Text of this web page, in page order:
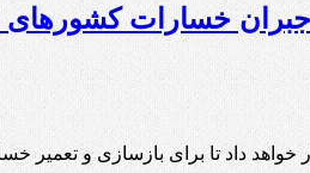
جبران خسارات
داد تا برای بازسازی و تعمیر